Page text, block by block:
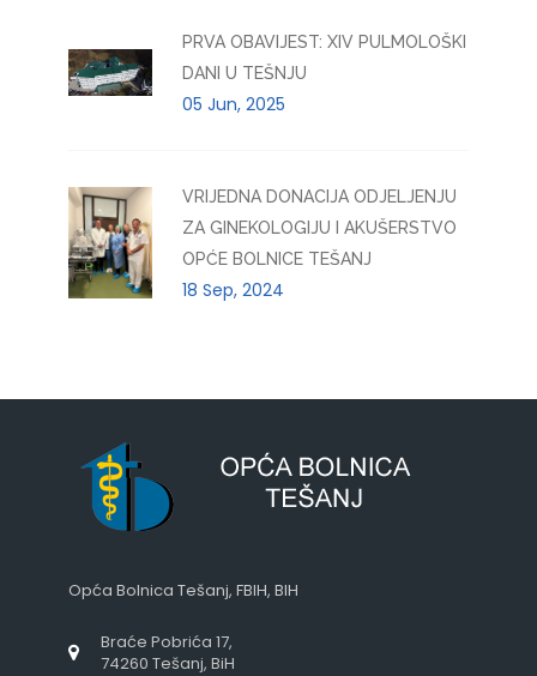
PRVA OBAVIJEST: XIV PULMOLOŠKI
DANI U TEŠNJU
05 Jun, 2025
VRIJEDNA DONACIJA ODJELJENJU
ZA GINEKOLOGIJU I AKUŠERSTVO
OPĆE BOLNICE TEŠANJ
18 Sep, 2024
Opća Bolnica Tešanj, FBIH, BIH
Braće Pobrića 17,
74260 Tešanj, BiH